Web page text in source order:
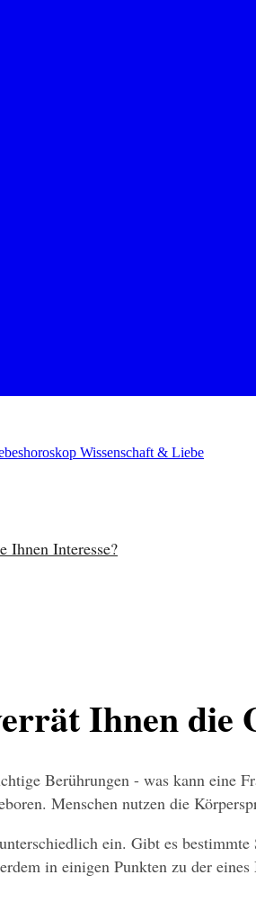
Wissenschaft & Liebe
Ihnen Interesse?
Ihnen die
Berührungen - was kann eine
Menschen nutzen die
ein. Gibt es
in einigen Punkten zu der eines